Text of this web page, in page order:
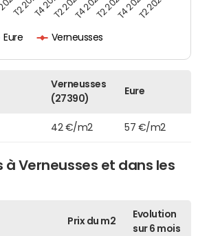
Eure Verneusses
Verneusses
(27390)
Eure
42 €/m2 57 €/m2
à Verneusses et dans les
Prix du m2
Evolution
sur 6 mois